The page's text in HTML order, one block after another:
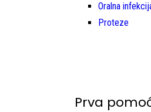
Oralna
Proteze
Prva